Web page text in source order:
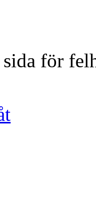
sida för